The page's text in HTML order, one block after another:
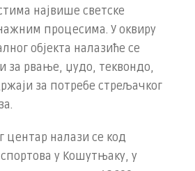
највише светске
процесима. У оквиру
објекта налазиће се
за рвање, џудо, теквондо,
за потребе стрељачког
центар налази се код
у Кошутњаку, у